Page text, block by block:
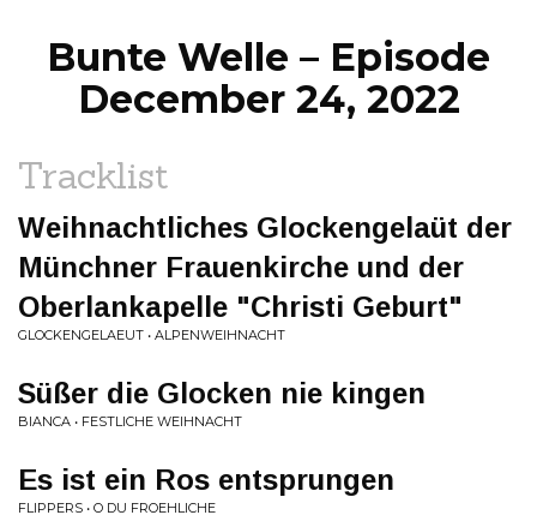
Bunte Welle – Episode
December 24, 2022
Tracklist
Weihnachtliches Glockengelaüt der
Münchner Frauenkirche und der
Oberlankapelle "Christi Geburt"
GLOCKENGELAEUT • ALPENWEIHNACHT
Süßer die Glocken nie kingen
BIANCA • FESTLICHE WEIHNACHT
Es ist ein Ros entsprungen
FLIPPERS • O DU FROEHLICHE